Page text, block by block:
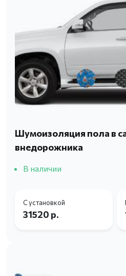
Шумоизоляция пола в
внедорожника
В наличии
С установкой
31520 р.